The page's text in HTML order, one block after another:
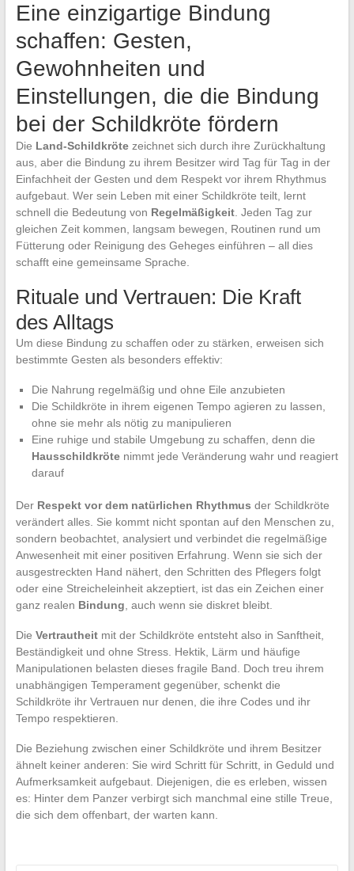
Eine einzigartige Bindung
schaffen: Gesten,
Gewohnheiten und
Einstellungen, die die Bindung
bei der Schildkröte fördern
Die Land-Schildkrötezeichnet sich durch ihre Zurückhaltung
aus, aber die Bindung zu ihrem Besitzer wird Tag für Tag in der
Einfachheit der Gesten und dem Respekt vor ihrem Rhythmus
aufgebaut. Wer sein Leben mit einer Schildkröte teilt, lernt
schnell die Bedeutung von Regelmäßigkeit. Jeden Tag zur
gleichen Zeit kommen, langsam bewegen, Routinen rund um
Fütterung oder Reinigung des Geheges einführen – all dies
schafft eine gemeinsame Sprache.
Rituale und Vertrauen: Die Kraft
des Alltags
Um diese Bindung zu schaffen oder zu stärken, erweisen sich
bestimmte Gesten als besonders effektiv:
Die Nahrung regelmäßig und ohne Eile anzubieten
Die Schildkröte in ihrem eigenen Tempo agieren zu lassen,
ohne sie mehr als nötig zu manipulieren
Eine ruhige und stabile Umgebung zu schaffen, denn die
Hausschildkrötenimmt jede Veränderung wahr und reagiert
darauf
Der Respekt vor dem natürlichen Rhythmus der Schildkröte
verändert alles. Sie kommt nicht spontan auf den Menschen zu,
sondern beobachtet, analysiert und verbindet die regelmäßige
Anwesenheit mit einer positiven Erfahrung. Wenn sie sich der
ausgestreckten Hand nähert, den Schritten des Pflegers folgt
oder eine Streicheleinheit akzeptiert, ist das ein Zeichen einer
ganz realen Bindung , auch wenn sie diskret bleibt.
Die Vertrautheitmit der Schildkröte entsteht also in Sanftheit,
Beständigkeit und ohne Stress. Hektik, Lärm und häufige
Manipulationen belasten dieses fragile Band. Doch treu ihrem
unabhängigen Temperament gegenüber, schenkt die
Schildkröte ihr Vertrauen nur denen, die ihre Codes und ihr
Tempo respektieren.
Die Beziehung zwischen einer Schildkröte und ihrem Besitzer
ähnelt keiner anderen: Sie wird Schritt für Schritt, in Geduld und
Aufmerksamkeit aufgebaut. Diejenigen, die es erleben, wissen
es: Hinter dem Panzer verbirgt sich manchmal eine stille Treue,
die sich dem offenbart, der warten kann.